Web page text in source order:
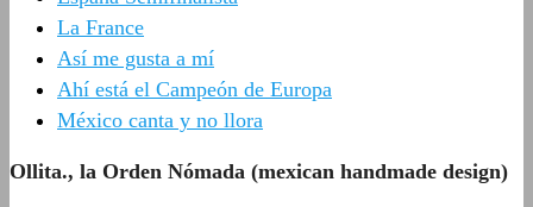
La France
Así me gusta a mí
Ahí está el Campeón de Europa
México canta y no llora
Ollita., la Orden Nómada (mexican handmade design)